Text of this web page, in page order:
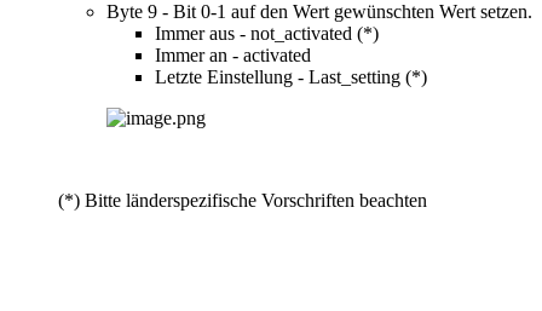
Byte 9 - Bit 0-1 auf den Wert gewünschten Wert setzen.
Immer aus - not_activated (*)
Immer an - activated
Letzte Einstellung - Last_setting (*)
(*) Bitte länderspezifische Vorschriften beachten